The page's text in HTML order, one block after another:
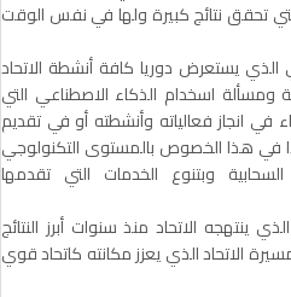
تحقق نتائج كبيرة ولها في نفس الوقت
الذي يستعرض دوريا كافة أنشطة الاتحاد
ومسألة اسخدام الذكاء الاصطناعي التي
انجاز فعالياته وأنشطته أو في تقديم
في هذا الخصوص بالمستوى التكنولوجي
وبتنوع الخدمات التي تقدمها
ينتهجه الاتحاد منذ سنوات أبرز النتائج
الاتحاد الذي يعزز مكانته كاتحاد قوي